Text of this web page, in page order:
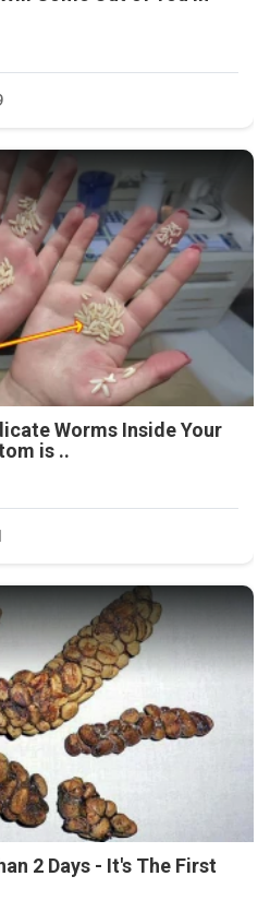
Worms Inside Your
is ..
2 Days - It's The First